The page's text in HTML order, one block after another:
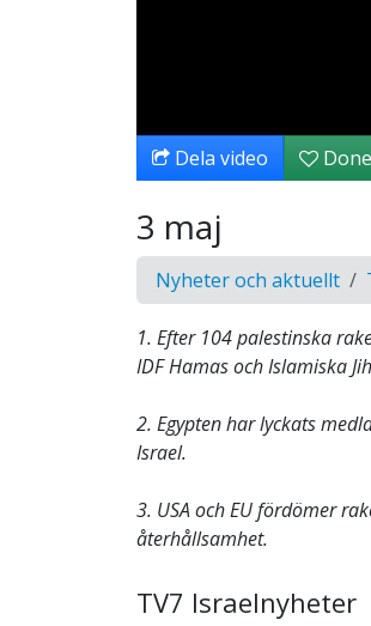
Dela video
3 maj
Nyheter och aktuellt
1. Efter 104 palestinska
IDF Hamas och Islamiska
2. Egypten har lyckats
Israel.
3. USA och EU fördömer
återhållsamhet.
TV7 Israelnyheter